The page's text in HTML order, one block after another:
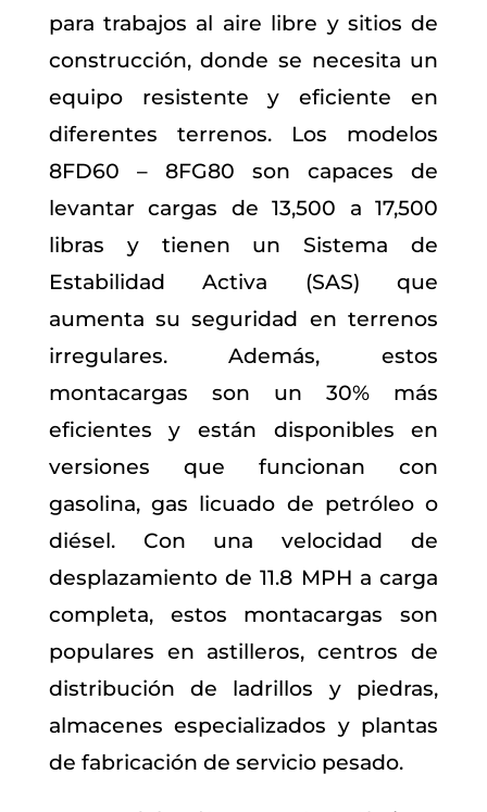
para trabajos al aire libre y sitios de
construcción, donde se necesita un
equipo resistente y eficiente en
diferentes terrenos. Los modelos
8FD60 – 8FG80 son capaces de
levantar cargas de 13,500 a 17,500
libras y tienen un Sistema de
Estabilidad Activa (SAS) que
aumenta su seguridad en terrenos
irregulares. Además, estos
montacargas son un 30% más
eficientes y están disponibles en
versiones que funcionan con
gasolina, gas licuado de petróleo o
diésel. Con una velocidad de
desplazamiento de 11.8 MPH a carga
completa, estos montacargas son
populares en astilleros, centros de
distribución de ladrillos y piedras,
almacenes especializados y plantas
de fabricación de servicio pesado.